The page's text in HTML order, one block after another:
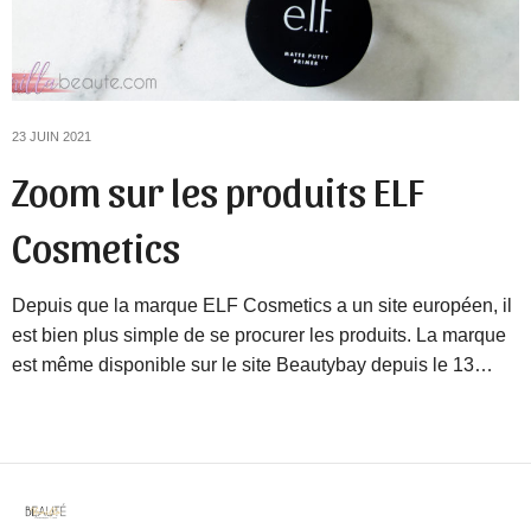
23 JUIN 2021
Zoom sur les produits ELF
Cosmetics
Depuis que la marque ELF Cosmetics a un site européen, il
est bien plus simple de se procurer les produits. La marque
est même disponible sur le site Beautybay depuis le 13…